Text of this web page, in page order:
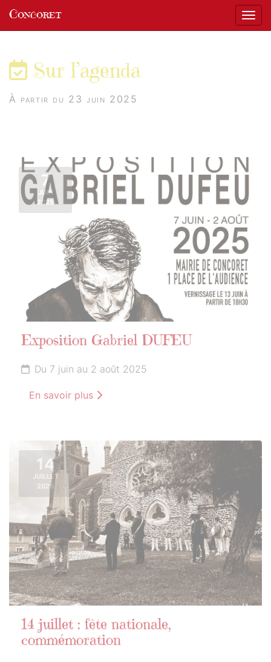
Concoret
Sur l’agenda
À partir du 23 juin 2025
7
JUIN
2025
Exposition Gabriel DUFEU
Du 7 juin au 2 août 2025
En savoir plus
14
JUILLET
2025
14 juillet : fête nationale,
commémoration
Panneau de gestion des cookies